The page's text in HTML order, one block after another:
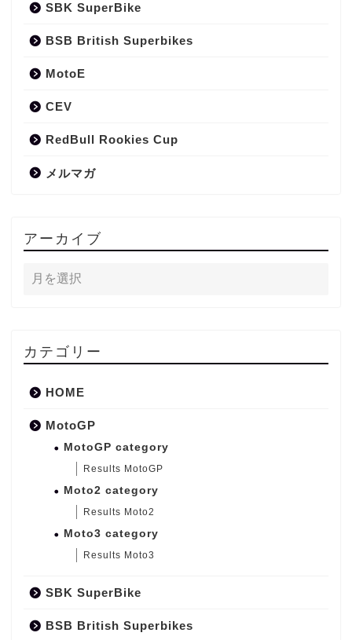
SBK SuperBike
BSB British Superbikes
MotoE
CEV
RedBull Rookies Cup
メルマガ
アーカイブ
カテゴリー
HOME
MotoGP
MotoGP category
Results MotoGP
Moto2 category
Results Moto2
Moto3 category
Results Moto3
SBK SuperBike
BSB British Superbikes